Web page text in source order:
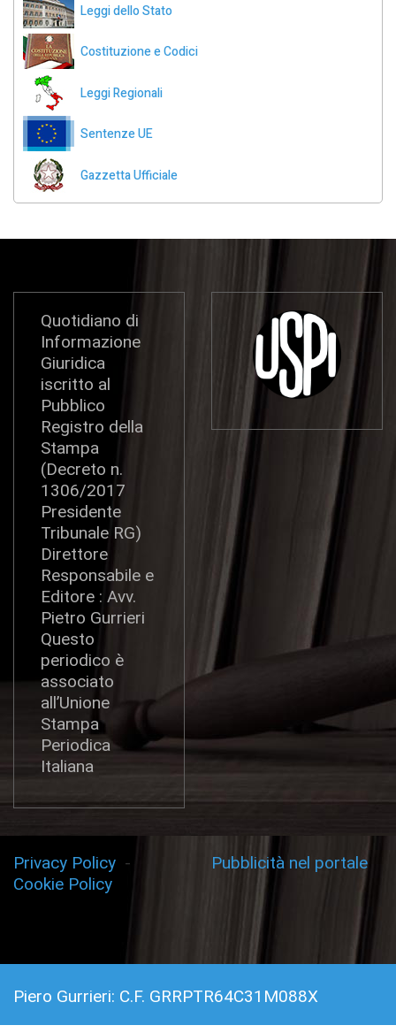
Leggi dello Stato
Costituzione e Codici
Leggi Regionali
Sentenze UE
Gazzetta Ufficiale
Quotidiano di
Informazione
Giuridica
iscritto al
Pubblico
Registro della
Stampa
(Decreto n.
1306/2017
Presidente
Tribunale RG)
Direttore
Responsabile e
Editore : Avv.
Pietro Gurrieri
Questo
periodico è
associato
all’Unione
Stampa
Periodica
Italiana
Privacy Policy -
Cookie Policy
Pubblicità nel portale
Piero Gurrieri: C.F. GRRPTR64C31M088X